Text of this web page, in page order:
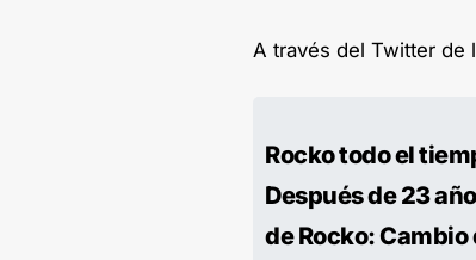
A través del Twitter de
Rocko todo el
Después de 23
de Rocko: